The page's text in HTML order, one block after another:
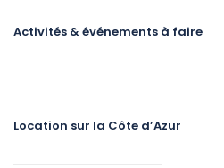
Activités & événements à faire
Location sur la Côte d’Azur